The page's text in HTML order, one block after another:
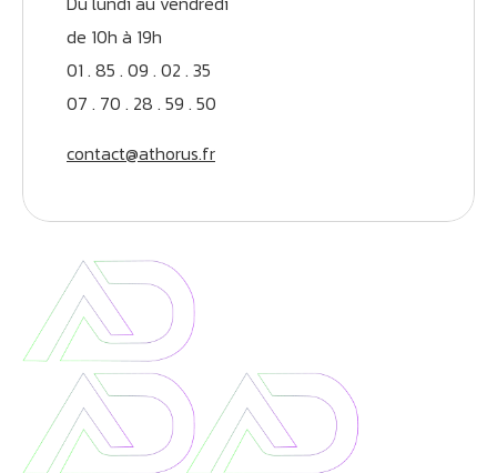
de 10h à 19h
01 . 85 . 09 . 02 . 35
07 . 70 . 28 . 59 . 50
contact@athorus.fr